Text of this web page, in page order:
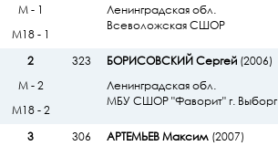
Ленинградская обл.
Всеволожская СШОР
М - 1
М18 - 1
2
323 БОРИСОВСКИЙ Сергей(2006)
Ленинградская обл.
МБУ СШОР "Фаворит" г. Выборг
М - 2
М18 - 2
3
306 АРТЕМЬЕВ Максим(2007)